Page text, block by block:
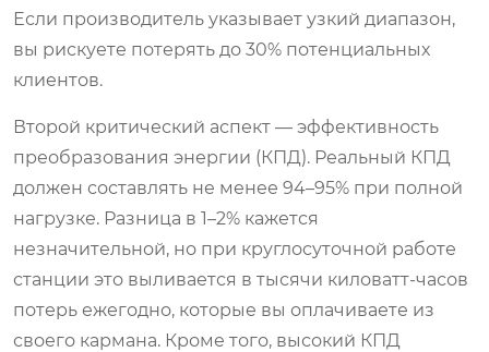
Если производитель указывает узкий диапазон,
вы рискуете потерять до 30% потенциальных
клиентов.
Второй критический аспект — эффективность
преобразования энергии (КПД). Реальный КПД
должен составлять не менее 94–95% при полной
нагрузке. Разница в 1–2% кажется
незначительной, но при круглосуточной работе
станции это выливается в тысячи киловатт-часов
потерь ежегодно, которые вы оплачиваете из
своего кармана. Кроме того, высокий КПД